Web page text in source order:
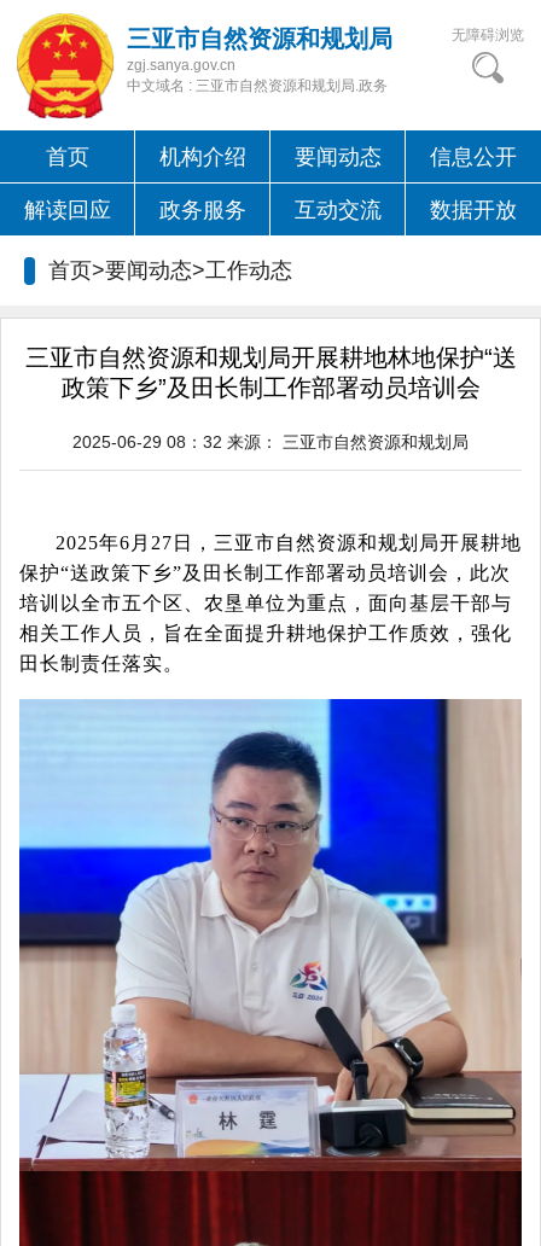
三亚市自然资源和规划局
zgj.sanya.gov.cn
中文域名 : 三亚市自然资源和规划局.政务
无障碍浏览
首页 机构介绍 要闻动态 信息公开
解读回应 政务服务 互动交流 数据开放
首页>要闻动态>工作动态
三亚市自然资源和规划局开展耕地林地保护“送
政策下乡”及田长制工作部署动员培训会
2025-06-29 08：32 来源： 三亚市自然资源和规划局
2025年6月27日，三亚市自然资源和规划局开展耕地
保护“送政策下乡”及田长制工作部署动员培训会，此次
培训以全市五个区、农垦单位为重点，面向基层干部与
相关工作人员，旨在全面提升耕地保护工作质效，强化
田长制责任落实。